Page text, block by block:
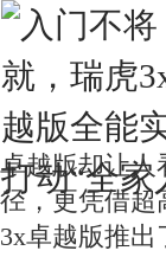
卓越版却让人
径，更凭借
3x卓越版推